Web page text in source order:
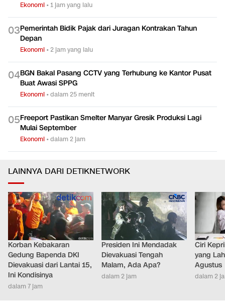
Ekonomi •1 jam yang lalu
03Pemerintah Bidik Pajak dari Juragan Kontrakan Tahun
Depan
Ekonomi •2 jam yang lalu
04BGN Bakal Pasang CCTV yang Terhubung ke Kantor Pusat
Buat Awasi SPPG
Ekonomi •dalam 25 menit
05Freeport Pastikan Smelter Manyar Gresik Produksi Lagi
Mulai September
Ekonomi •dalam 2 jam
LAINNYA DARI DETIKNETWORK
Korban Kebakaran
Gedung Bapenda DKI
Dievakuasi dari Lantai 15,
Ini Kondisinya
dalam 7 jam
Presiden Ini Mendadak
Dievakuasi Tengah
Malam, Ada Apa?
dalam 2 jam
Ciri
yang
Agustus
dalam 2